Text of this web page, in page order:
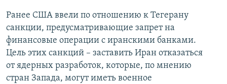
Ранее США ввели по отношению к Тегерану
санкции, предусматривающие запрет на
финансовые операции с иранскими банками.
Цель этих санкций – заставить Иран отказаться
от ядерных разработок, которые, по мнению
стран Запада, могут иметь военное